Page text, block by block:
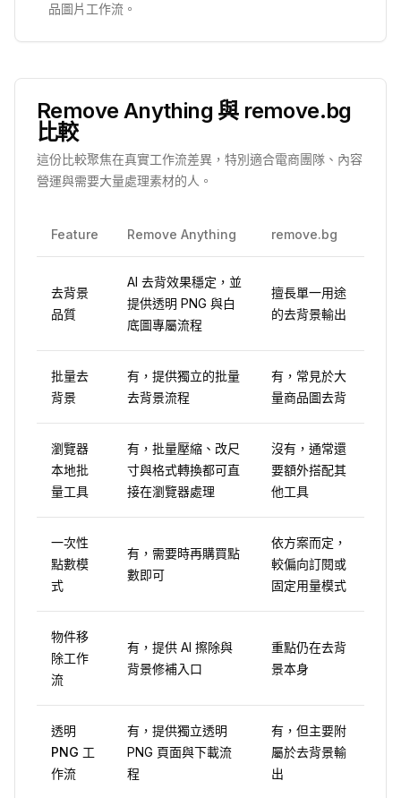
品圖片工作流。
Remove Anything 與 remove.bg
比較
這份比較聚焦在真實工作流差異，特別適合電商團隊、內容
營運與需要大量處理素材的人。
Feature Remove Anything remove.bg
去背景
品質
AI 去背效果穩定，並
提供透明 PNG 與白
底圖專屬流程
擅長單一用途
的去背景輸出
批量去
背景
有，提供獨立的批量
去背景流程
有，常見於大
量商品圖去背
瀏覽器
本地批
量工具
有，批量壓縮、改尺
寸與格式轉換都可直
接在瀏覽器處理
沒有，通常還
要額外搭配其
他工具
一次性
點數模
式
有，需要時再購買點
數即可
依方案而定，
較偏向訂閱或
固定用量模式
物件移
除工作
流
有，提供 AI 擦除與
背景修補入口
重點仍在去背
景本身
透明
PNG 工
作流
有，提供獨立透明
PNG 頁面與下載流
程
有，但主要附
屬於去背景輸
出